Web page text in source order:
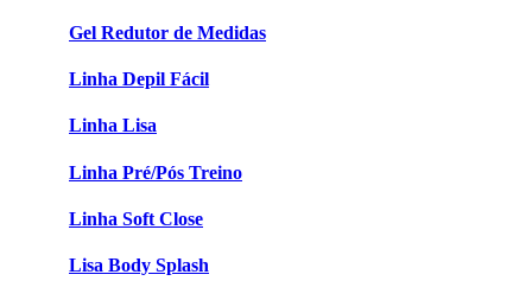
Gel Redutor de Medidas
Linha Depil Fácil
Linha Lisa
Linha Pré/Pós Treino
Linha Soft Close
Lisa Body Splash